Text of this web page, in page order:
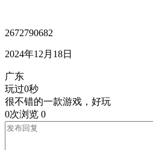
2672790682
2024年12月18日
广东
玩过0秒
很不错的一款游戏，好玩
0次浏览 0